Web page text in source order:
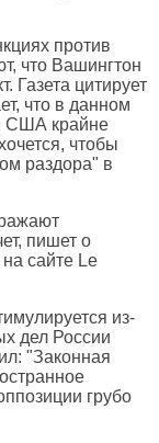
против
что Вашингтон
Газета цитирует
что в данном
США крайне
чтобы
раздора" в
пишет о
сайте Le
из-
дел России
"Законная
грубо